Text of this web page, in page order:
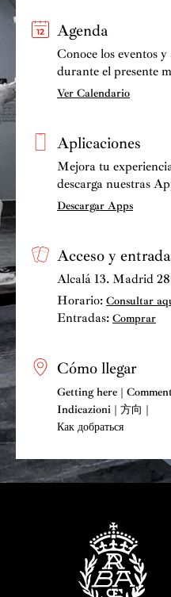
Agenda
Conoce los eventos
durante el presente
Ver Calendario
Aplicaciones
Mejora tu
descarga nuestras
Descargar Apps
Acceso y
Alcalá 13. Madrid
Horario: Consultar
Entradas: Comprar
Cómo llegar
Getting here |
Indicazioni | 方向 |
Как добраться